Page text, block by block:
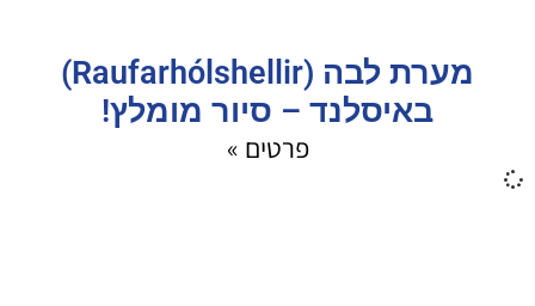
מערת לבה (Raufarhólshellir)
באיסלנד – סיור מומלץ!
פרטים »